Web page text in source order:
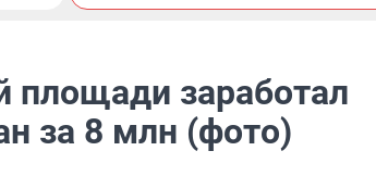
площади заработал
за 8 млн (фото)